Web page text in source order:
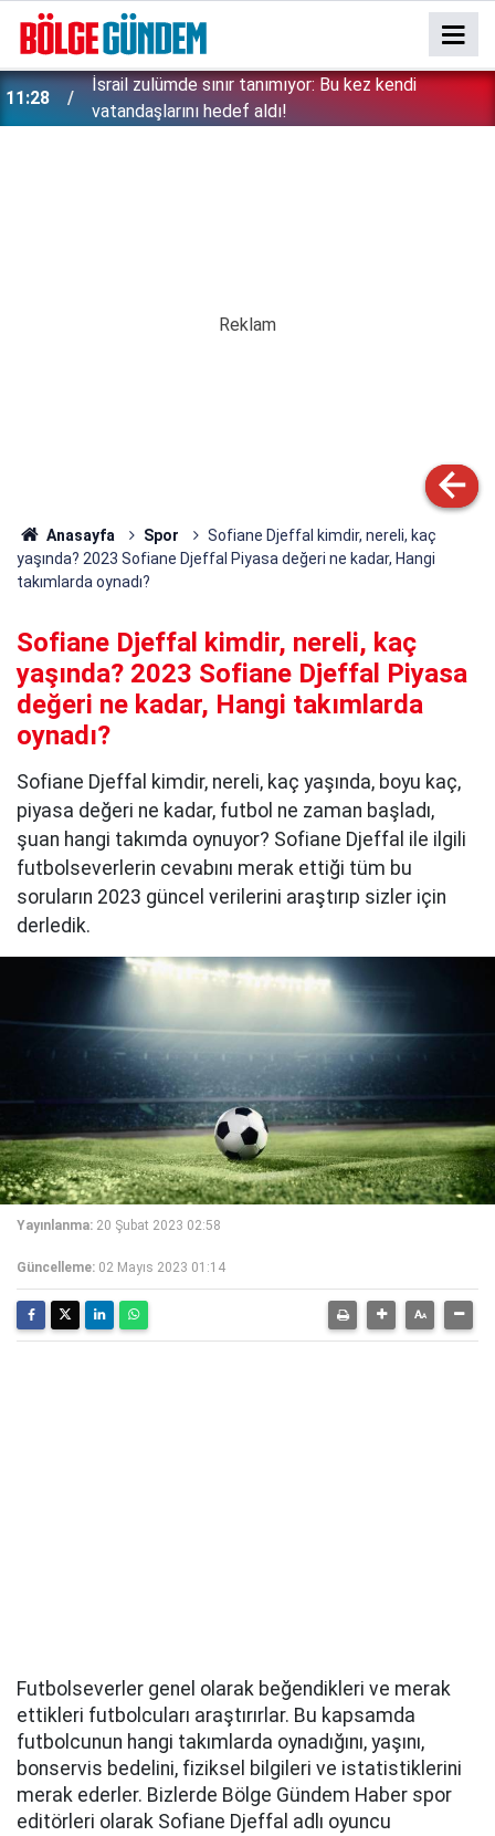
11:28
İsrail zulümde sınır tanımıyor: Bu kez kendi
vatandaşlarını hedef aldı!
Anasayfa Spor
Sofiane Djeffal kimdir, nereli, kaç
yaşında? 2023 Sofiane Djeffal Piyasa değeri ne kadar, Hangi
takımlarda oynadı?
Sofiane Djeffal kimdir, nereli, kaç
yaşında? 2023 Sofiane Djeffal Piyasa
değeri ne kadar, Hangi takımlarda
oynadı?
Sofiane Djeffal kimdir, nereli, kaç yaşında, boyu kaç,
piyasa değeri ne kadar, futbol ne zaman başladı,
şuan hangi takımda oynuyor? Sofiane Djeffal ile ilgili
futbolseverlerin cevabını merak ettiği tüm bu
soruların 2023 güncel verilerini araştırıp sizler için
derledik.
Yayınlanma: 20 Şubat 2023 02:58
Güncelleme: 02 Mayıs 2023 01:14
Futbolseverler genel olarak beğendikleri ve merak
ettikleri futbolcuları araştırırlar. Bu kapsamda
futbolcunun hangi takımlarda oynadığını, yaşını,
bonservis bedelini, fiziksel bilgileri ve istatistiklerini
merak ederler. Bizlerde Bölge Gündem Haber spor
editörleri olarak Sofiane Djeffal adlı oyuncu